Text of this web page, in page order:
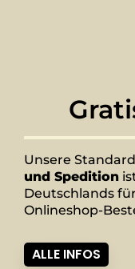
Unsere
und Spedition
Deutschlands
Onlineshop-
ALLE INFOS